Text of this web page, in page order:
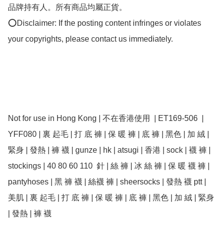
品牌持有人。所有商品均屬正貨。
⭕Disclaimer: If the posting content infringes or violates
your copyrights, please contact us immediately.
Not for use in Hong Kong | 不在香港使用  | ET169-506  |
YFF080 | 裏 起毛 | 打 底 褲 | 保 暖 褲 | 底 褲 | 黑色 | 加 絨 |
緊身 | 發熱 | 褲 襪 | gunze | hk | atsugi | 香港 | sock | 襪 褲 |
stockings | 40 80 60 110  針 | 絲 褲 | 冰 絲 褲 | 保 暖 襪 褲 |
pantyhoses | 黑 褲 襪 | 絲襪 褲 | sheersocks | 發熱 襪 ptt |
美肌 | 裏 起毛 | 打 底 褲 | 保 暖 褲 | 底 褲 | 黑色 | 加 絨 | 緊身
| 發熱 | 褲 襪